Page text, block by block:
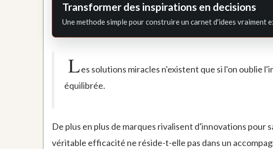
Transformer des inspirations en decisions
Une methode simple pour construire un carnet d'idees vraiment
Les solutions miracles n'existent que si l'on oublie
équilibrée.
De plus en plus de marques rivalisent d'innovations pour
véritable efficacité ne réside-t-elle pas dans un